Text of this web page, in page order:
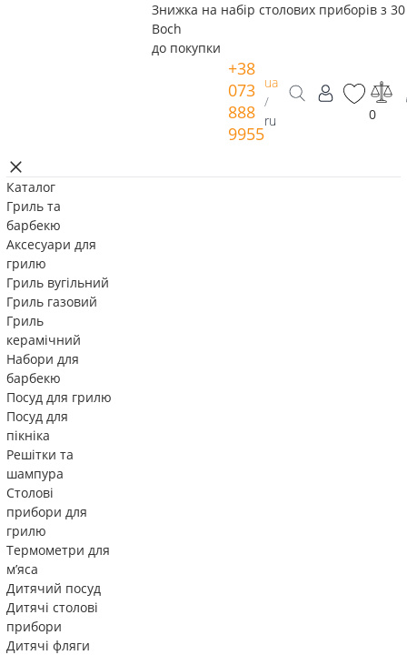
Знижка на набір столових приборів з
Boch
до покупки
+38
073
888
9955
ua
/
ru
0
Каталог
Гриль та
барбекю
Аксесуари для
грилю
Гриль вугільний
Гриль газовий
Гриль
керамічний
Набори для
барбекю
Посуд для грилю
Посуд для
пікніка
Решітки та
шампура
Столові
прибори для
грилю
Термометри для
м’яса
Дитячий посуд
Дитячі столові
прибори
Дитячі фляги